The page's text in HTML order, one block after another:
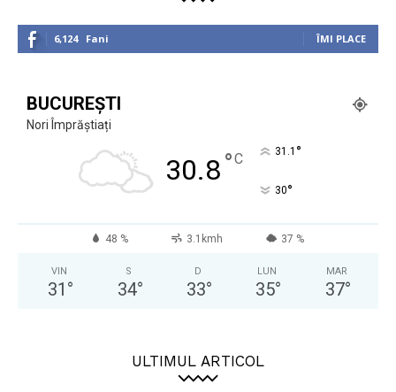
6,124 Fani ÎMI PLACE
BUCUREȘTI
Nori Împrăștiați
30.8°C 31.1 °
30°
48 % 3.1kmh 37 %
VIN
31 °
S
34°
D
33°
LUN
35°
MAR
37°
ULTIMUL ARTICOL